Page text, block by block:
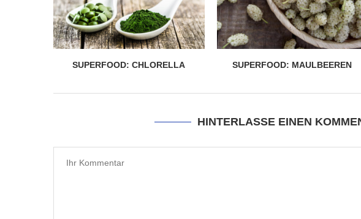
SUPERFOOD: CHLORELLA SUPERFOOD: MAULBEEREN
HINTERLASSE EINEN